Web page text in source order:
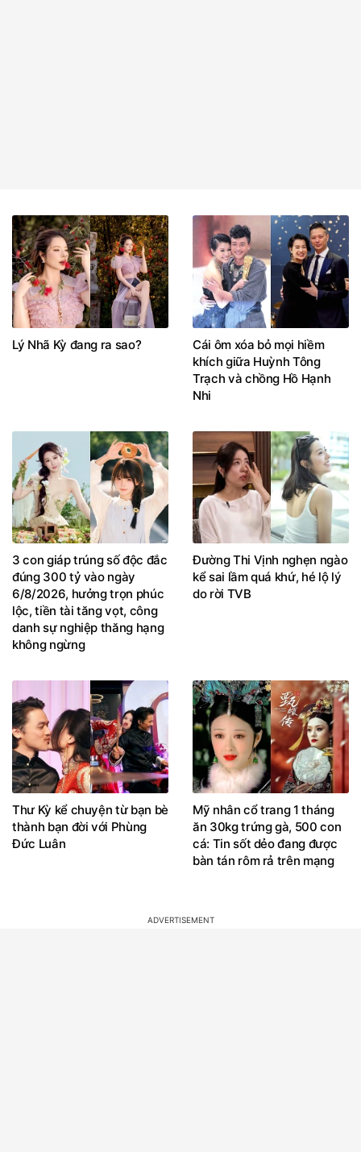
Lý Nhã Kỳ đang ra sao?
Cái ôm xóa bỏ mọi hiềm
khích giữa Huỳnh Tông
Trạch và chồng Hồ Hạnh
Nhi
3 con giáp trúng số độc đắc
đúng 300 tỷ vào ngày
6/8/2026, hưởng trọn phúc
lộc, tiền tài tăng vọt, công
danh sự nghiệp thăng hạng
không ngừng
Đường Thi Vịnh nghẹn ngào
kể sai lầm quá khứ, hé lộ lý
do rời TVB
Thư Kỳ kể chuyện từ bạn bè
thành bạn đời với Phùng
Đức Luân
Mỹ nhân cổ trang 1 tháng
ăn 30kg trứng gà, 500 con
cá: Tin sốt dẻo đang được
bàn tán rôm rả trên mạng